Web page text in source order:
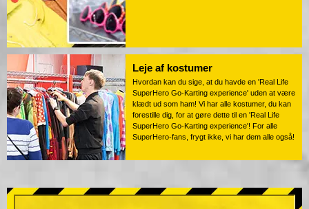
Leje af kostumer
Hvordan kan du sige, at du havde en 'Real Life
SuperHero Go-Karting experience' uden at være
klædt ud som ham! Vi har alle kostumer, du kan
forestille dig, for at gøre dette til en 'Real Life
SuperHero Go-Karting experience'! For alle
SuperHero-fans, frygt ikke, vi har dem alle også!